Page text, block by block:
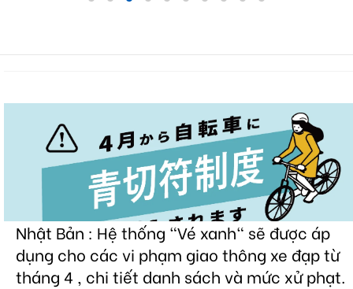
Nhật Bản : Hệ thống "Vé xanh" sẽ được áp
dụng cho các vi phạm giao thông xe đạp từ
tháng 4 , chi tiết danh sách và mức xử phạt.